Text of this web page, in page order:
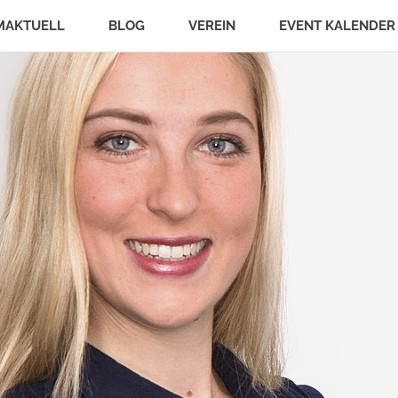
BLOG VEREIN EVENT KALENDER